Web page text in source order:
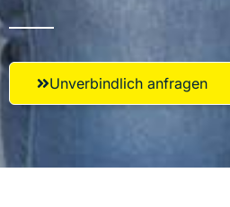
Unverbindlich anfragen